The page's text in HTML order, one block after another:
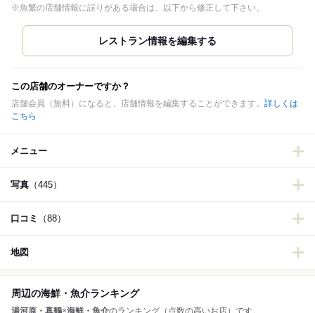
※魚繁の店舗情報に誤りがある場合は、以下から修正して下さい。
この店舗のオーナーですか？
店舗会員（無料）になると、店舗情報を編集することができます。 詳しくは
こちら
メニュー
写真 （445）
口コミ （88）
地図
周辺の海鮮・魚介ランキング